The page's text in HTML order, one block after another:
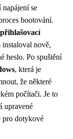
se
bootování.
přihlašovací
instaloval nově,
heslo. Po spuštění
, která je
že některé
počítači. Je to
upravené
pro dotykové